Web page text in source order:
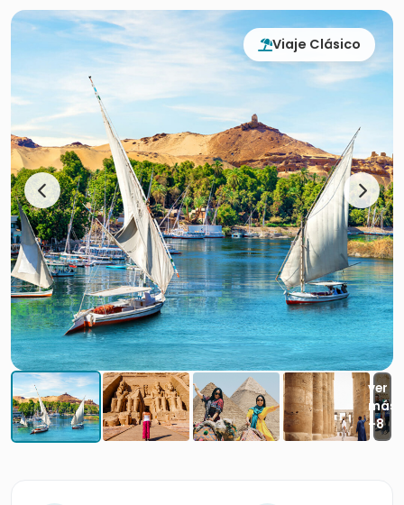
Viaje Clásico